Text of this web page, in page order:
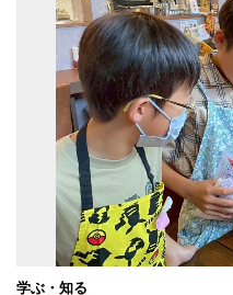
学ぶ・知る